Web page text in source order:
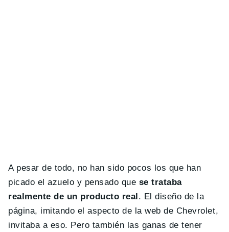
A pesar de todo, no han sido pocos los que han
picado el azuelo y pensado que se trataba
realmente de un producto real. El diseño de la
página, imitando el aspecto de la web de Chevrolet,
invitaba a eso. Pero también las ganas de tener